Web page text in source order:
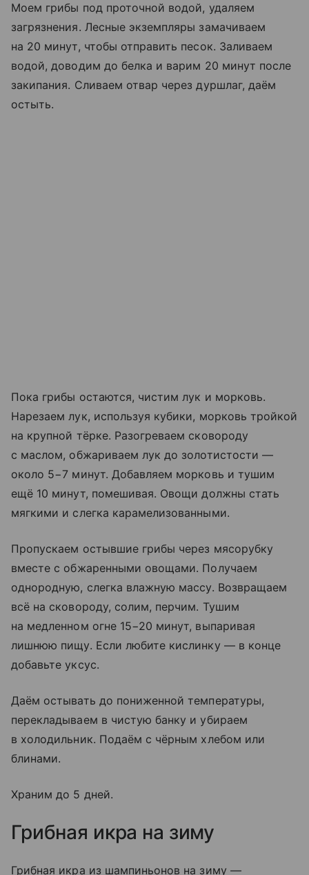
Моем грибы под проточной водой, удаляем
загрязнения. Лесные экземпляры замачиваем
на 20 минут, чтобы отправить песок. Заливаем
водой, доводим до белка и варим 20 минут после
закипания. Сливаем отвар через дуршлаг, даём
остыть.
Пока грибы остаются, чистим лук и морковь.
Нарезаем лук, используя кубики, морковь тройкой
на крупной тёрке. Разогреваем сковороду
с маслом, обжариваем лук до золотистости —
около 5−7 минут. Добавляем морковь и тушим
ещё 10 минут, помешивая. Овощи должны стать
мягкими и слегка карамелизованными.
Пропускаем остывшие грибы через мясорубку
вместе с обжаренными овощами. Получаем
однородную, слегка влажную массу. Возвращаем
всё на сковороду, солим, перчим. Тушим
на медленном огне 15−20 минут, выпаривая
лишнюю пищу. Если любите кислинку — в конце
добавьте уксус.
Даём остывать до пониженной температуры,
перекладываем в чистую банку и убираем
в холодильник. Подаём с чёрным хлебом или
блинами.
Храним до 5 дней.
Грибная икра на зиму
Грибная икра из шампиньонов на зиму —